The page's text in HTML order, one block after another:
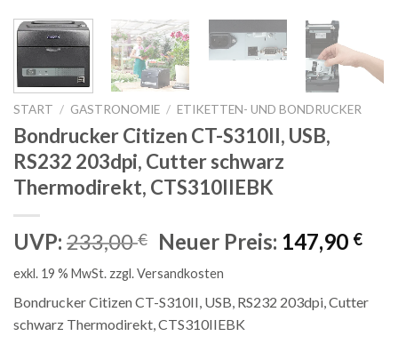
START / GASTRONOMIE / ETIKETTEN- UND BONDRUCKER
Bondrucker Citizen CT-S310II, USB,
RS232 203dpi, Cutter schwarz
Thermodirekt, CTS310IIEBK
UVP: 233,00€
Ursprünglicher
Preis
war:
233,00 €
Neuer Preis: 147,90 €
exkl. 19 % MwSt. zzgl.Versandkosten
Bondrucker Citizen CT-S310II, USB, RS232 203dpi, Cutter
schwarz Thermodirekt, CTS310IIEBK